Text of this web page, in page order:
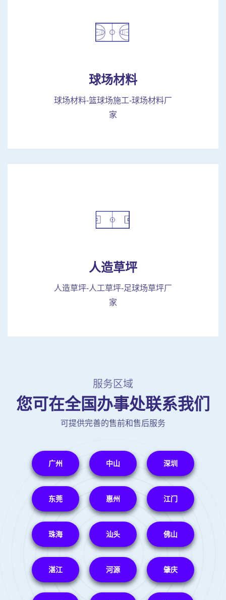
球场材料
球场材料-篮球场施工-球场材料厂
家
人造草坪
人造草坪-人工草坪-足球场草坪厂
家
服务区域
您可在全国办事处联系我们
可提供完善的售前和售后服务
广州 中山 深圳
东莞 惠州 江门
珠海 汕头 佛山
湛江 河源 肇庆